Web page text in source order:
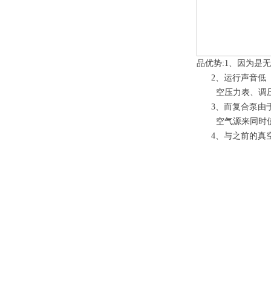
品优势:1、因为是
2、运行声音低（
空压力表、调
3、而复合泵由于
空气源来同时
4、与之前的真空